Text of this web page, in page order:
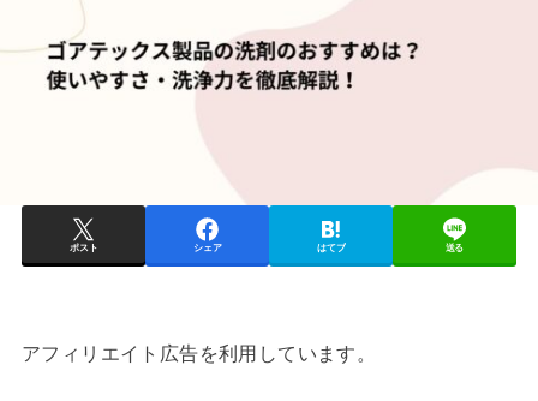
ポスト シェア はてブ 送る
アフィリエイト広告を利用しています。